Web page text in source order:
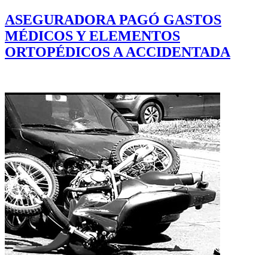
ASEGURADORA PAGÓ GASTOS
MÉDICOS Y ELEMENTOS
ORTOPÉDICOS A ACCIDENTADA